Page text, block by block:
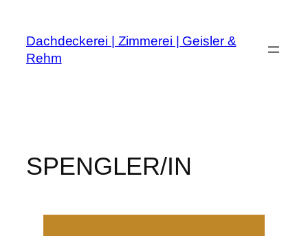
Dachdeckerei | Zimmerei | Geisler &
Rehm
SPENGLER/IN